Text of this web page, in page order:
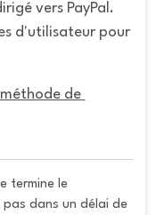
vers PayPal.
d'utilisateur pour
de
pas dans un délai de